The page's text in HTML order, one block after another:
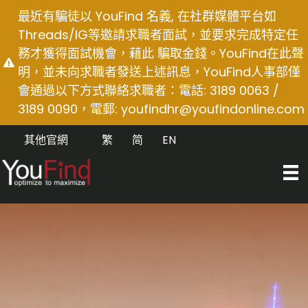
content
最近有騙徒以 YouFind 名義, 在社群媒體平台如
Threads/IG等邀請求職者面試，並要求完成特定任
務才獲得面試機會，藉此 騙取金錢。YouFind在此聲
明，並未向求職者發送上述訊息，YouFind人事部僅
會通過以下方式聯絡求職者：電話: 3189 0063 /
3189 0090，電郵: youfindhr@youfindonline.com
其他官網 EN
简
繁